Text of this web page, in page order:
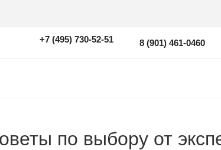
+7 (495) 730-52-51 8 (901) 461-0460
по выбору от